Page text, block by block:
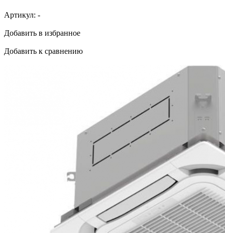
Артикул: -
Добавить в избранное
Добавить к сравнению